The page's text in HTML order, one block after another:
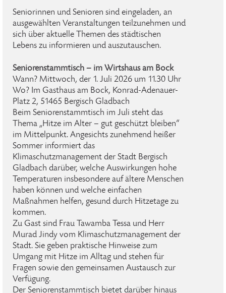
Seniorinnen und Senioren sind eingeladen, an
ausgewählten Veranstaltungen teilzunehmen und
sich über aktuelle Themen des städtischen
Lebens zu informieren und auszutauschen.
Seniorenstammtisch – im Wirtshaus am Bock
Wann? Mittwoch, der 1. Juli 2026 um 11.30 Uhr
Wo? Im Gasthaus am Bock, Konrad-Adenauer-
Platz 2, 51465 Bergisch Gladbach
Beim Seniorenstammtisch im Juli steht das
Thema „Hitze im Alter – gut geschützt bleiben“
im Mittelpunkt. Angesichts zunehmend heißer
Sommer informiert das
Klimaschutzmanagement der Stadt Bergisch
Gladbach darüber, welche Auswirkungen hohe
Temperaturen insbesondere auf ältere Menschen
haben können und welche einfachen
Maßnahmen helfen, gesund durch Hitzetage zu
kommen.
Zu Gast sind Frau Tawamba Tessa und Herr
Murad Jindy vom Klimaschutzmanagement der
Stadt. Sie geben praktische Hinweise zum
Umgang mit Hitze im Alltag und stehen für
Fragen sowie den gemeinsamen Austausch zur
Verfügung.
Der Seniorenstammtisch bietet darüber hinaus